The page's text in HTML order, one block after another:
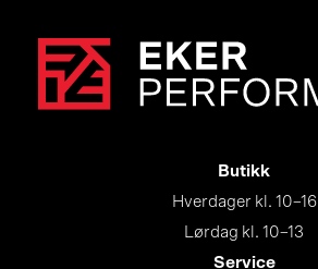
Butikk
Hverdager kl. 10–16
Lørdag kl. 10–13
Service